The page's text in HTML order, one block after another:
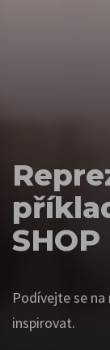
Podívejte se
inspirovat.